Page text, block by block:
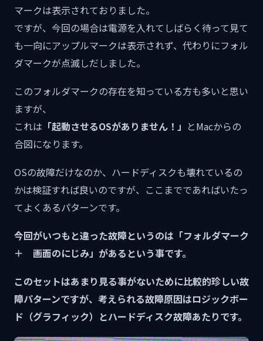
マークは表示されておりました。
ですが、今回の場合は電源を入れてしばらく待って見て
も一向にアップルマークは表示されず、代わりにフォル
ダマークが点滅しだしました。
このフォルダマークの存在を知っている方も多いと思い
ますが、
これは 「起動させるOSがありません！」 とMacからの
合図になります。
OSの故障だけなのか、ハードディスクも壊れているの
かは検証すれば良いのですが、ここまでであればいたっ
てよくあるパターンです。
今回がいつもと違った故障というのは「フォルダマーク
＋ 画面のにじみ」があるという事です。
このセットはあまり見る事がないために比較的珍しい故
障パターンですが、考えられる故障原因はロジックボー
ド（グラフィック）とハードディスク故障あたりです。